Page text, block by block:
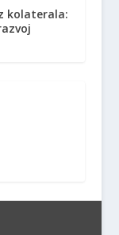
kolaterala: